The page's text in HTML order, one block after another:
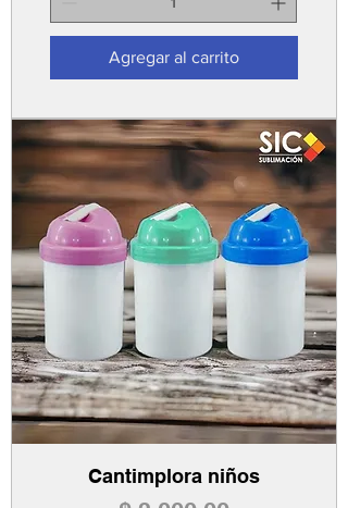
Agregar al carrito
Cantimplora niños